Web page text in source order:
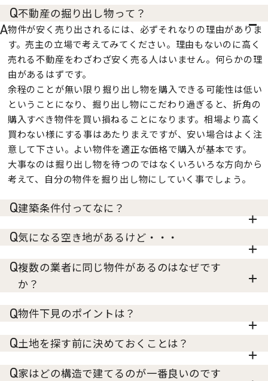
不動産の掘り出し物って？
物件が安く売り出されるには、必ずそれなりの理由がありま
す。売主の立場で考えてみてください。理由もないのに高く
売れる不動産をわざわざ安く売る人はいません。何らかの理
由があるはずです。
余程のことが無い限り掘り出し物を購入できる可能性は低い
ということになり、掘り出し物にこだわり過ぎると、折角の
購入すべき物件を買い損ねることになります。相場より高く
買わない様にする事はあたりまえですが、安い場合はよく注
意して下さい。よい物件を適正な価格で購入が基本です。
大事なのは掘り出し物を待つのではなくいろいろな方向から
考えて、自分の物件を掘り出し物にしていく事でしょう。
建築条件付ってなに？
気になる空き地があるけど・・・
複数の業者に同じ物件があるのはなぜです
か？
物件下見のポイントは？
土地を探す前に決めておくことは？
家はどの構造で建てるのが一番良いのです